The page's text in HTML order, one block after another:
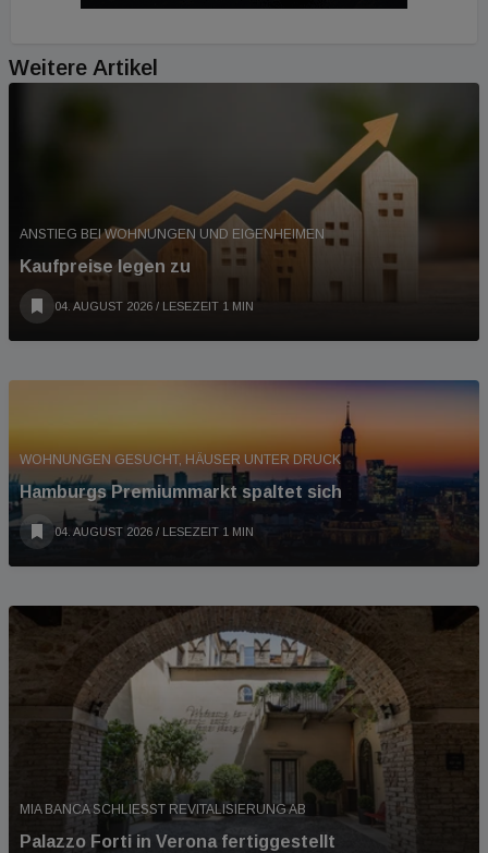
Weitere Artikel
ANSTIEG BEI WOHNUNGEN UND EIGENHEIMEN
Kaufpreise legen zu
04. AUGUST 2026 / LESEZEIT 1 MIN
WOHNUNGEN GESUCHT, HÄUSER UNTER DRUCK
Hamburgs Premiummarkt spaltet sich
04. AUGUST 2026 / LESEZEIT 1 MIN
MIA BANCA SCHLIESST REVITALISIERUNG AB
Palazzo Forti in Verona fertiggestellt